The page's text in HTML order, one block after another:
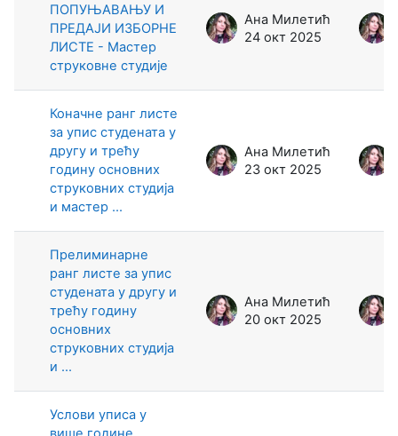
ПОПУЊАВАЊУ И
ПРЕДАЈИ ИЗБОРНЕ
ЛИСТЕ - Мастер
струковне студије
Ана Милетић
24 окт 2025
Коначне ранг листе
за упис студената у
другу и трећу
годину основних
струковних студија
и мастер ...
Ана Милетић
23 окт 2025
Прелиминарне
ранг листе за упис
студената у другу и
трећу годину
основних
струковних студија
и ...
Ана Милетић
20 окт 2025
Услови уписа у